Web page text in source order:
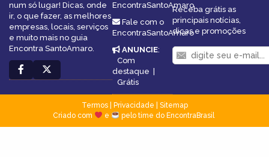
num só lugar! Dicas, onde
ir, o que fazer, as melhores
empresas, locais, serviços
e muito mais no guia
Encontra SantoAmaro.
EncontraSantoAmaro
Fale com o
EncontraSantoAmaro
ANUNCIE:
Com
destaque
Grátis
Receba grátis as
principais notícias,
dicas e promoções
Termos| Privacidade
Sitemap
Criado com
e pelo time do EncontraBrasil